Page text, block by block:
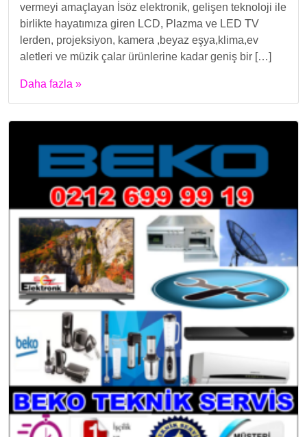
vermeyi amaçlayan İsöz elektronik, gelişen teknoloji ile
birlikte hayatımıza giren LCD, Plazma ve LED TV
lerden, projeksiyon, kamera ,beyaz eşya,klima,ev
aletleri ve müzik çalar ürünlerine kadar geniş bir […]
Daha fazla »